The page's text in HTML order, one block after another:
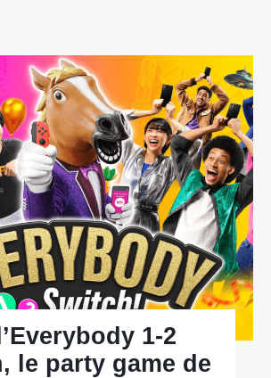
1-2
le party game de